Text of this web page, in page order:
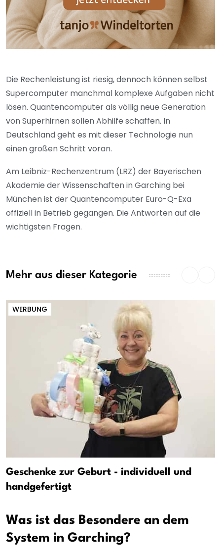
Die Rechenleistung ist riesig, dennoch können selbst
Supercomputer manchmal komplexe Aufgaben nicht
lösen. Quantencomputer als völlig neue Generation
von Superhirnen sollen Abhilfe schaffen. In
Deutschland geht es mit dieser Technologie nun
einen großen Schritt voran.
Am Leibniz-Rechenzentrum (LRZ) der Bayerischen
Akademie der Wissenschaften in Garching bei
München ist der Quantencomputer Euro-Q-Exa
offiziell in Betrieb gegangen. Die Antworten auf die
wichtigsten Fragen.
Mehr aus dieser Kategorie
WERBUNG
Geschenke zur Geburt - individuell und
handgefertigt
Was ist das Besondere an dem
System in Garching?